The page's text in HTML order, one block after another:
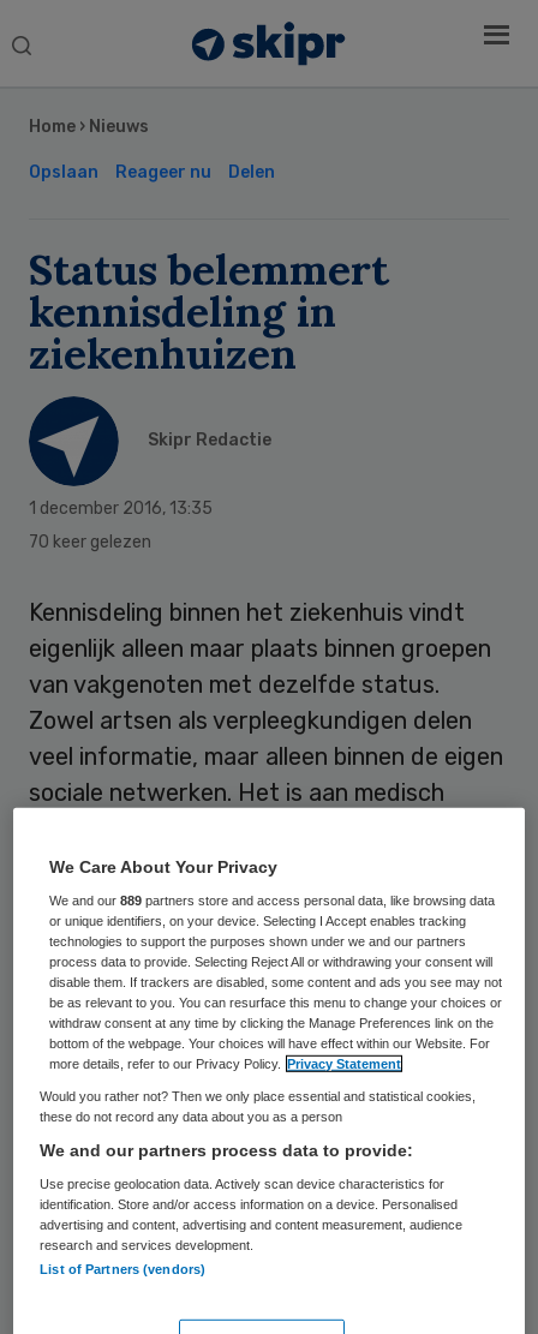
Search
Home › Nieuws
Opslaan Reageer nu Delen
Status belemmert
kennisdeling in
ziekenhuizen
Skipr Redactie
1 december 2016, 13:35
70 keer gelezen
Kennisdeling binnen het ziekenhuis vindt
eigenlijk alleen maar plaats binnen groepen
van vakgenoten met dezelfde status.
Zowel artsen als verpleegkundigen delen
veel informatie, maar alleen binnen de eigen
sociale netwerken. Het is aan medisch
bestuurders om die patstelling in de
ziekenhuizen te doorbreken.
Dat stelt onderzoeker Stefano Tassellivan
Rotterdam School of Management,
Erasmus University. Hij dook in de sociale
structuren van ziekenhuizen en
constateerde een statusbarrière tussen
verschillende netwerken van vakgenoten.
Maar er zijn personen – door hun functie –
in staat om waardevolle kennis te
verzamelen en die over de grenzen heen te
Sidebar
We Care About Your Privacy
We and our889 partners store and access personal data, like browsing data
or unique identifiers, on your device. Selecting I Accept enables tracking
technologies to support the purposes shown under we and our partners
process data to provide. Selecting Reject All or withdrawing your consent will
disable them. If trackers are disabled, some content and ads you see may not
be as relevant to you. You can resurface this menu to change your choices or
withdraw consent at any time by clicking the Manage Preferences link on the
bottom of the webpage. Your choices will have effect within our Website. For
more details, refer to our Privacy Policy.
Privacy Statement
Would you rather not? Then we only place essential and statistical cookies,
these do not record any data about you as a person
We and our partners process data to provide:
Use precise geolocation data. Actively scan device characteristics for
identification. Store and/or access information on a device. Personalised
advertising and content, advertising and content measurement, audience
research and services development.
List of Partners (vendors)